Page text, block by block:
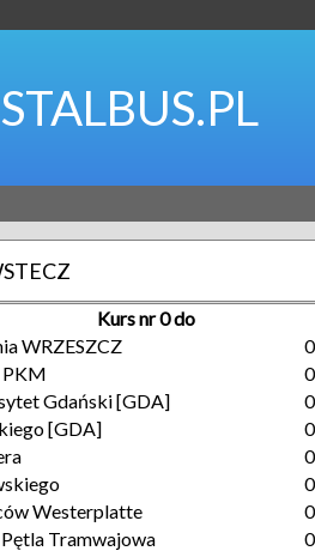
Kurs nr 0 do
WRZESZCZ
PKM
Gdański [GDA]
[GDA]
Westerplatte
Tramwajowa